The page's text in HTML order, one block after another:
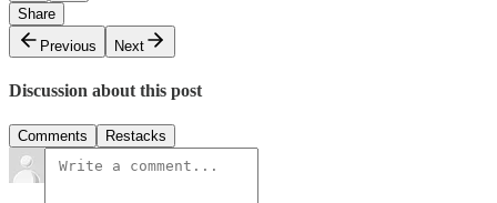
Share
Previous
Next
Discussion about this post
Comments Restacks